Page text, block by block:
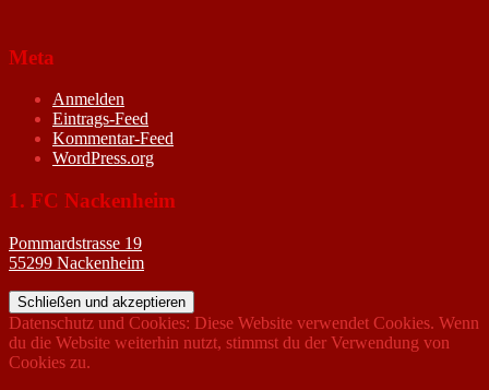
Meta
Anmelden
Eintrags-Feed
Kommentar-Feed
WordPress.org
1. FC Nackenheim
Pommardstrasse 19
55299 Nackenheim
Datenschutz und Cookies: Diese Website verwendet Cookies. Wenn
du die Website weiterhin nutzt, stimmst du der Verwendung von
Cookies zu.